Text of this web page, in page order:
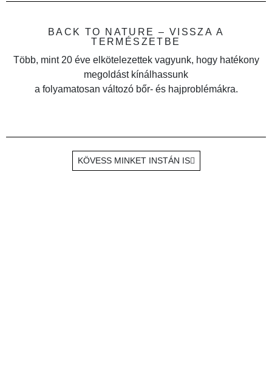
BACK TO NATURE – VISSZA A
TERMÉSZETBE
Több, mint 20 éve elkötelezettek vagyunk, hogy hatékony
megoldást kínálhassunk
a folyamatosan változó bőr- és hajproblémákra.
KÖVESS MINKET INSTÁN IS